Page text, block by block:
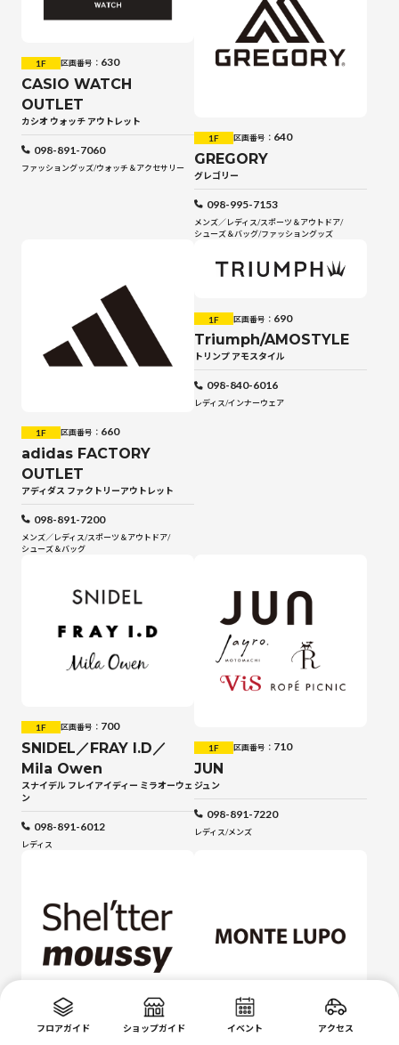
1F 区画番号： 630
CASIO WATCH
OUTLET
カシオ ウォッチ アウトレット
098-891-7060
ファッショングッズ/ウォッチ＆アクセサリー
1F 区画番号： 640
GREGORY
グレゴリー
098-995-7153
メンズ／レディス/スポーツ＆アウトドア/
シューズ＆バッグ/ファッショングッズ
1F 区画番号： 660
adidas FACTORY
OUTLET
アディダス ファクトリーアウトレット
098-891-7200
メンズ／レディス/スポーツ＆アウトドア/
シューズ＆バッグ
1F 区画番号： 690
Triumph/AMOSTYLE
トリンプ アモスタイル
098-840-6016
レディス/インナーウェア
1F 区画番号： 700
SNIDEL／FRAY I.D／
Mila Owen
スナイデル フレイアイディー ミラオーウェ
ン
098-891-6012
レディス
1F 区画番号： 710
JUN
ジュン
098-891-7220
レディス/メンズ
フロアガイド ショップガイド イベント アクセス